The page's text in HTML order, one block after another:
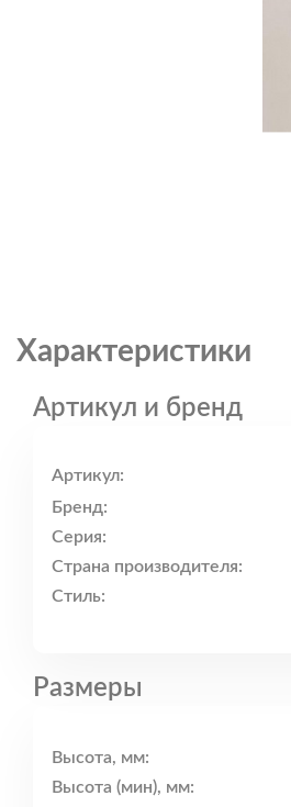
Характеристики
Артикул и бренд
Артикул:
Бренд:
Серия:
Страна производителя:
Стиль:
Размеры
Высота, мм:
Высота (мин), мм: